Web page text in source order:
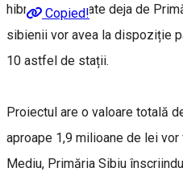
Copied!
hibride amenajate deja de
sibienii vor avea la dispoziție
10 astfel de stații.
Proiectul are o valoare totală
aproape 1,9 milioane de lei
Mediu, Primăria Sibiu